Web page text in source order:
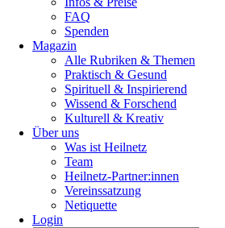
FAQ
Spenden
Magazin
Alle Rubriken & Themen
Praktisch & Gesund
Spirituell & Inspirierend
Wissend & Forschend
Kulturell & Kreativ
Über uns
Was ist Heilnetz
Team
Heilnetz-Partner:innen
Vereinssatzung
Netiquette
Login